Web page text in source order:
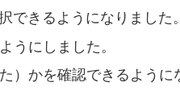
できるようになりました。
うにしました。
）かを確認できるように